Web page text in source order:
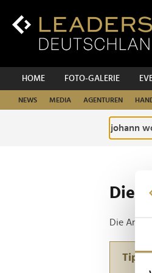
Inhalt
HOME FOTO-GALERIE
NEWS MEDIA AGENTUREN
Die
Die
Tipp